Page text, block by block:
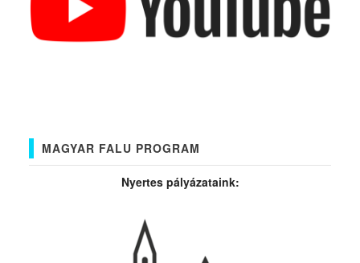
MAGYAR FALU PROGRAM
Nyertes pályázataink: